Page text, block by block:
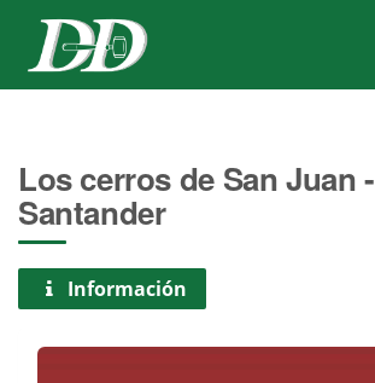
Los cerros de San Juan -
Santander
Información